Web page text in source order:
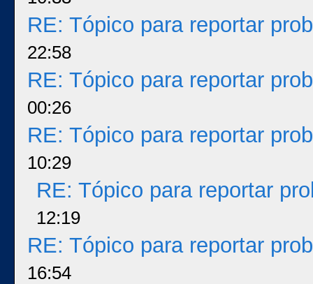
RE: Tópico para reportar
22:58
RE: Tópico para reportar
00:26
RE: Tópico para reportar
10:29
RE: Tópico para reportar
12:19
RE: Tópico para reportar
16:54